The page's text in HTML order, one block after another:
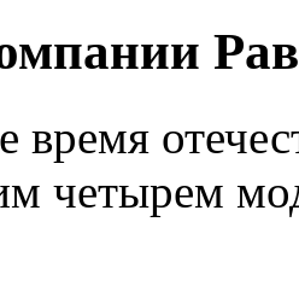
время
четырем